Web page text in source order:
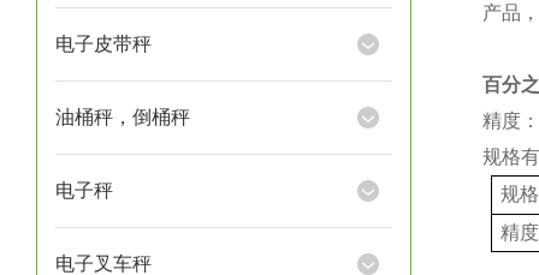
电子皮带秤
油桶秤，倒桶秤
电子秤
电子叉车秤
产品
百分
精度
规格
规格
精度